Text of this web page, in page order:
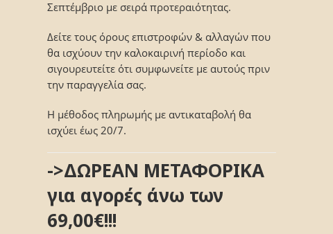
Σεπτέμβριο με σειρά προτεραιότητας.
Δείτε τους όρους επιστροφών & αλλαγών που
θα ισχύουν την καλοκαιρινή περίοδο και
σιγουρευτείτε ότι συμφωνείτε με αυτούς πριν
την παραγγελία σας.
Η μέθοδος πληρωμής με αντικαταβολή θα
ισχύει έως 20/7.
->ΔΩΡΕΑΝ ΜΕΤΑΦΟΡΙΚΑ
για αγορές άνω των
69,00€!!!